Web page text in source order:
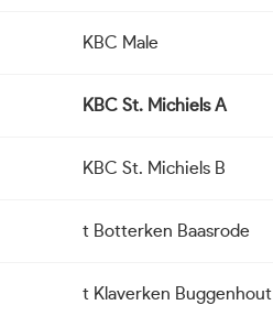
KBC Male
KBC St. Michiels A
KBC St. Michiels B
t Botterken Baasrode
t Klaverken Buggenhout